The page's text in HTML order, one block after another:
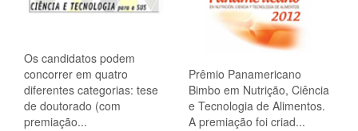
Os candidatos podem
concorrer em quatro
diferentes categorias: tese
de doutorado (com
premiação...
Prêmio Panamericano
Bimbo em Nutrição, Ciência
e Tecnologia de Alimentos.
A premiação foi criad...